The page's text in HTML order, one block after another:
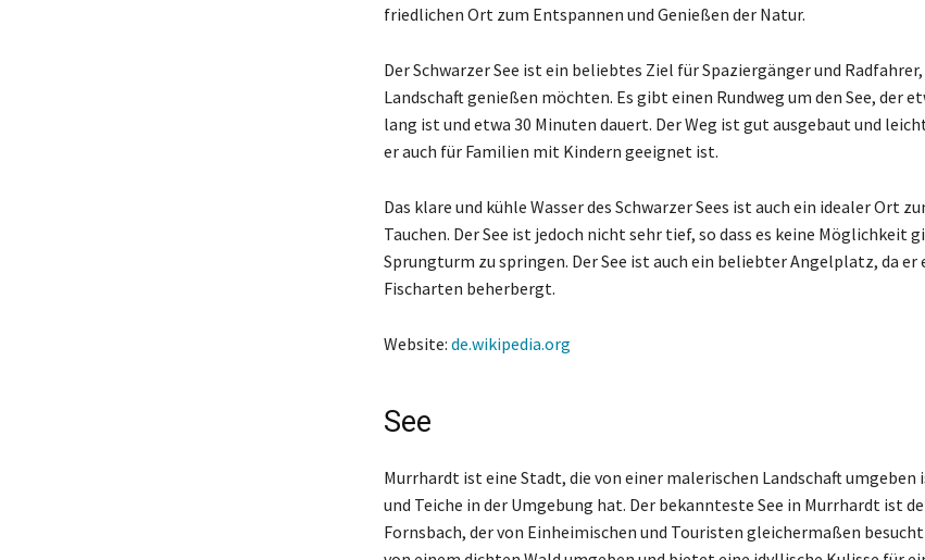
friedlichen Ort zum Entspannen und Genießen der Natur.
Der Schwarzer See ist ein beliebtes Ziel für Spaziergänger und
Landschaft genießen möchten. Es gibt einen Rundweg um den See, der
lang ist und etwa 30 Minuten dauert. Der Weg ist gut ausgebaut und
er auch für Familien mit Kindern geeignet ist.
Das klare und kühle Wasser des Schwarzer Sees ist auch ein idealer Ort
Tauchen. Der See ist jedoch nicht sehr tief, so dass es keine Möglichkeit
Sprungturm zu springen. Der See ist auch ein beliebter Angelplatz, da er
Fischarten beherbergt.
Website: de.wikipedia.org
See
Murrhardt ist eine Stadt, die von einer malerischen Landschaft umgeben
und Teiche in der Umgebung hat. Der bekannteste See in Murrhardt ist
Fornsbach, der von Einheimischen und Touristen gleichermaßen besucht